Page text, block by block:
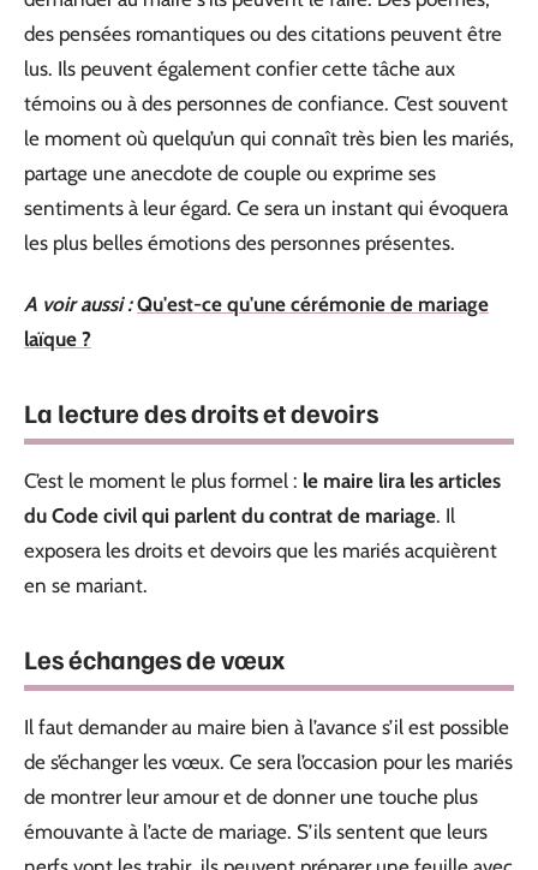
des pensées romantiques ou des citations peuvent être
lus. Ils peuvent également confier cette tâche aux
témoins ou à des personnes de confiance. C’est souvent
le moment où quelqu’un qui connaît très bien les mariés,
partage une anecdote de couple ou exprime ses
sentiments à leur égard. Ce sera un instant qui évoquera
les plus belles émotions des personnes présentes.
A voir aussi : Qu'est-ce qu'une cérémonie de mariage
laïque ?
La lecture des droits et devoirs
C’est le moment le plus formel : le maire lira les articles
du Code civil qui parlent du contrat de mariage. Il
exposera les droits et devoirs que les mariés acquièrent
en se mariant.
Les échanges de vœux
Il faut demander au maire bien à l’avance s’il est possible
de s’échanger les vœux. Ce sera l’occasion pour les mariés
de montrer leur amour et de donner une touche plus
émouvante à l’acte de mariage. S’ils sentent que leurs